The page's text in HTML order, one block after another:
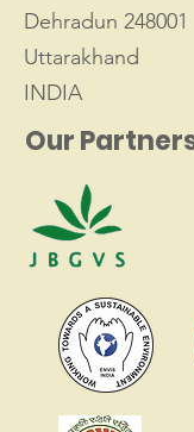
Dehradun 248001
Uttarakhand
INDIA
Our